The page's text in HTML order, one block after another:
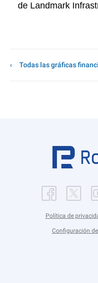
de Landmark
Todas las gráficas
Política de
Configuración